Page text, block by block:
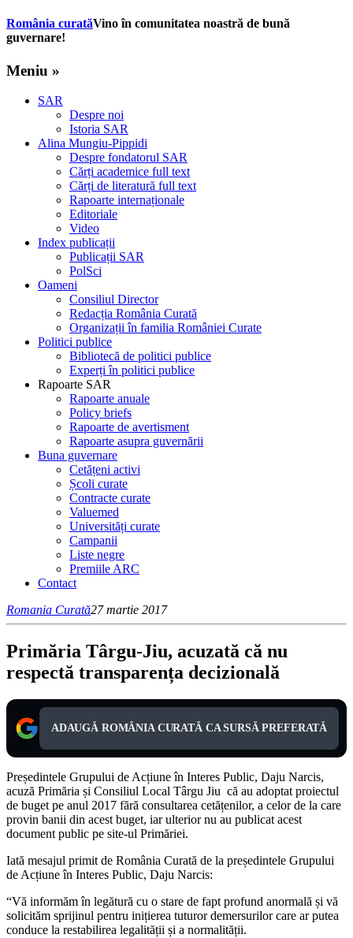
România curatăVino în comunitatea noastră de bună
guvernare!
Meniu »
SAR
Despre noi
Istoria SAR
Alina Mungiu-Pippidi
Despre fondatorul SAR
Cărți academice full text
Cărți de literatură full text
Rapoarte internaționale
Editoriale
Video
Index publicații
Publicații SAR
PolSci
Oameni
Consiliul Director
Redacția România Curată
Organizații în familia României Curate
Politici publice
Bibliotecă de politici publice
Experți în politici publice
Rapoarte SAR
Rapoarte anuale
Policy briefs
Rapoarte de avertisment
Rapoarte asupra guvernării
Buna guvernare
Cetățeni activi
Școli curate
Contracte curate
Valuemed
Universități curate
Campanii
Liste negre
Premiile ARC
Contact
Romania Curată27 martie 2017
Primăria Târgu-Jiu, acuzată că nu
respectă transparența decizională
ADAUGĂ ROMÂNIA CURATĂ CA SURSĂ PREFERATĂ
Președintele Grupului de Acțiune în Interes Public, Daju Narcis,
acuză Primăria și Consiliul Local Târgu Jiu că au adoptat proiectul
de buget pe anul 2017 fără consultarea cetățenilor, a celor de la care
provin banii din acest buget, iar ulterior nu au publicat acest
document public pe site-ul Primăriei.
Iată mesajul primit de România Curată de la președintele Grupului
de Acțiune în Interes Public, Daju Narcis:
“Vă informăm în legătură cu o stare de fapt profund anormală și vă
solicităm sprijinul pentru inițierea tuturor demersurilor care ar putea
conduce la restabilirea legalității și a normalității.